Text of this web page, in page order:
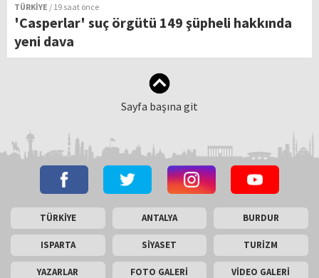
TÜRKİYE / 19 saat önce
'Casperlar' suç örgütü 149 şüpheli hakkında
yeni dava
Sayfa başına git
TÜRKİYE ANTALYA BURDUR
ISPARTA SİYASET TURİZM
YAZARLAR FOTO GALERİ VİDEO GALERİ